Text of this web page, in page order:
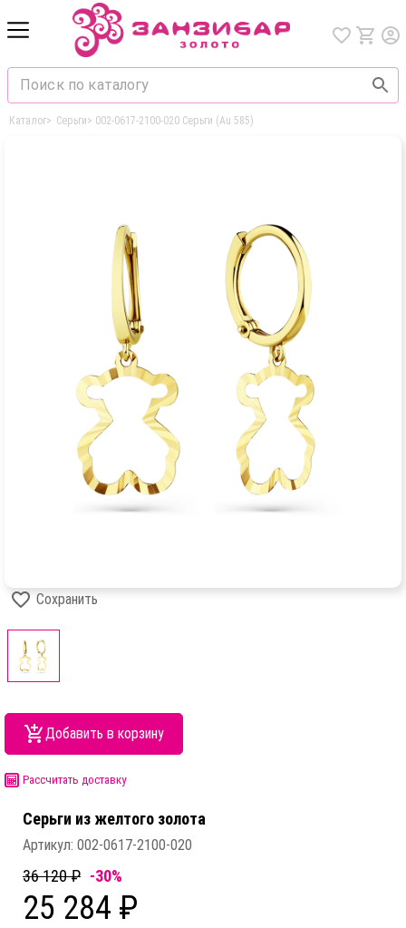
Каталог> Серьги> 002-0617-2100-020 Серьги (Au 585)
Сохранить
Добавить в корзину
Рассчитать доставку
Серьги из желтого золота
Артикул: 002-0617-2100-020
36 120 ₽ -30%
25 284 ₽